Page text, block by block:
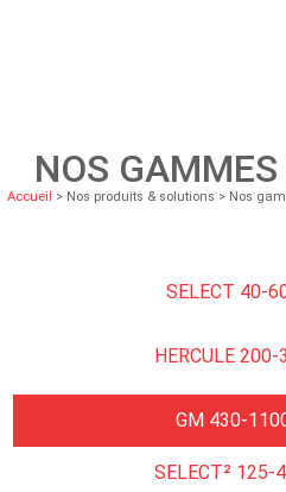
NOS GAMMES
Accueil > Nos produits & solutions > Nos
SELECT 40-
HERCULE
GM 430-
SELECT² 125-